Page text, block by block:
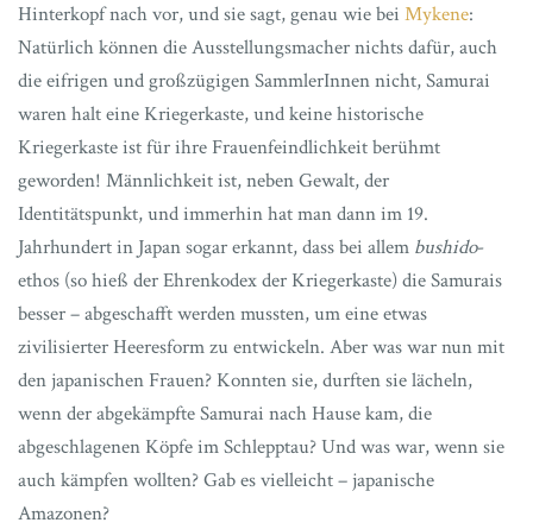
Hinterkopf nach vor, und sie sagt, genau wie bei Mykene:
Natürlich können die Ausstellungsmacher nichts dafür, auch
die eifrigen und großzügigen SammlerInnen nicht, Samurai
waren halt eine Kriegerkaste, und keine historische
Kriegerkaste ist für ihre Frauenfeindlichkeit berühmt
geworden! Männlichkeit ist, neben Gewalt, der
Identitätspunkt, und immerhin hat man dann im 19.
Jahrhundert in Japan sogar erkannt, dass bei allem bushido-
ethos (so hieß der Ehrenkodex der Kriegerkaste) die Samurais
besser – abgeschafft werden mussten, um eine etwas
zivilisierter Heeresform zu entwickeln. Aber was war nun mit
den japanischen Frauen? Konnten sie, durften sie lächeln,
wenn der abgekämpfte Samurai nach Hause kam, die
abgeschlagenen Köpfe im Schlepptau? Und was war, wenn sie
auch kämpfen wollten? Gab es vielleicht – japanische
Amazonen?